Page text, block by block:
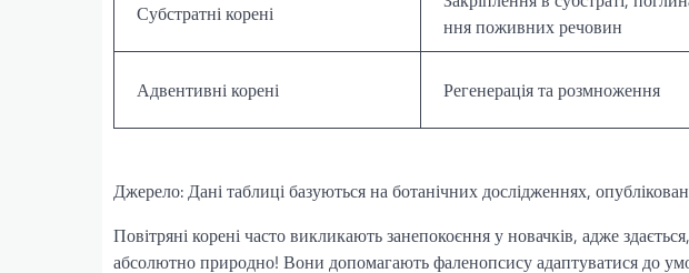
Субстратні корені
ння поживних речовин
Адвентивні корені Регенерація та розмноження
Джерело: Дані таблиці базуються на ботанічних дослідженнях,
Повітряні корені часто викликають занепокоєння у новачків, адже
абсолютно природно! Вони допомагають фаленопсису адаптуватися до